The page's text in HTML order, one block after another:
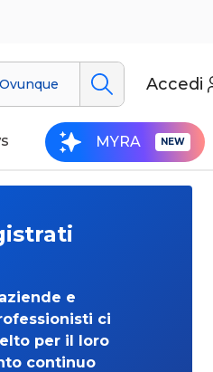
Ovunque Accedi
MYRA
e
ci
per il loro
continuo